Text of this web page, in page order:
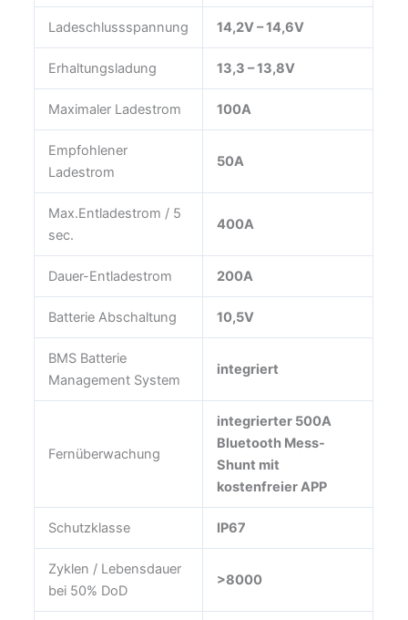
Ladeschlussspannung 14,2V – 14,6V
Erhaltungsladung 13,3 – 13,8V
Maximaler Ladestrom 100A
Empfohlener
Ladestrom
50A
Max.Entladestrom / 5
sec.
400A
Dauer-Entladestrom 200A
Batterie Abschaltung 10,5V
BMS Batterie
Management System
integriert
Fernüberwachung
integrierter 500A
Bluetooth Mess-
Shunt mit
kostenfreier APP
Schutzklasse IP67
Zyklen / Lebensdauer
bei 50% DoD
>8000